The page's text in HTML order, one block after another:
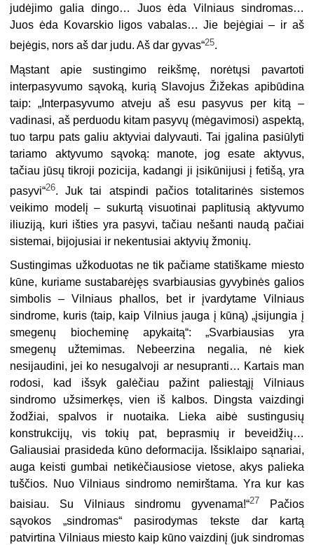
judėjimo galia dingo… Juos ėda Vilniaus sindromas…
Juos ėda Kovarskio ligos vabalas… Jie bejėgiai – ir aš
bejėgis, nors aš dar judu. Aš dar gyvas“25.
Mąstant apie sustingimo reikšmę, norėtųsi pavartoti
interpasyvumo sąvoką, kurią Slavojus Žižekas apibūdina
taip: „Interpasyvumo atveju aš esu pasyvus per kitą –
vadinasi, aš perduodu kitam pasyvų (mėgavimosi) aspektą,
tuo tarpu pats galiu aktyviai dalyvauti. Tai įgalina pasiūlyti
tariamo aktyvumo sąvoką: manote, jog esate aktyvus,
tačiau jūsų tikroji pozicija, kadangi ji įsikūnijusi į fetišą, yra
pasyvi“26. Juk tai atspindi pačios totalitarinės sistemos
veikimo modelį – sukurtą visuotinai paplitusią aktyvumo
iliuziją, kuri išties yra pasyvi, tačiau nešanti naudą pačiai
sistemai, bijojusiai ir nekentusiai aktyvių žmonių.
Sustingimas užkoduotas ne tik pačiame statiškame miesto
kūne, kuriame sustabarėjęs svarbiausias gyvybinės galios
simbolis – Vilniaus phallos, bet ir įvardytame Vilniaus
sindrome, kuris (taip, kaip Vilnius įauga į kūną) „įsijungia į
smegenų biocheminę apykaitą“: „Svarbiausias yra
smegenų užtemimas. Nebeerzina negalia, nė kiek
nesijaudini, jei ko nesugalvoji ar nesupranti… Kartais man
rodosi, kad išsyk galėčiau pažint paliestąjį Vilniaus
sindromo užsimerkęs, vien iš kalbos. Dingsta vaizdingi
žodžiai, spalvos ir nuotaika. Lieka aibė sustingusių
konstrukcijų, vis tokių pat, beprasmių ir beveidžių…
Galiausiai prasideda kūno deformacija. Išsiklaipo sąnariai,
auga keisti gumbai netikėčiausiose vietose, akys palieka
tuščios. Nuo Vilniaus sindromo nemirštama. Yra kur kas
baisiau. Su Vilniaus sindromu gyvenama!“27 Pačios
sąvokos „sindromas“ pasirodymas tekste dar kartą
patvirtina Vilniaus miesto kaip kūno vaizdinį (juk sindromas